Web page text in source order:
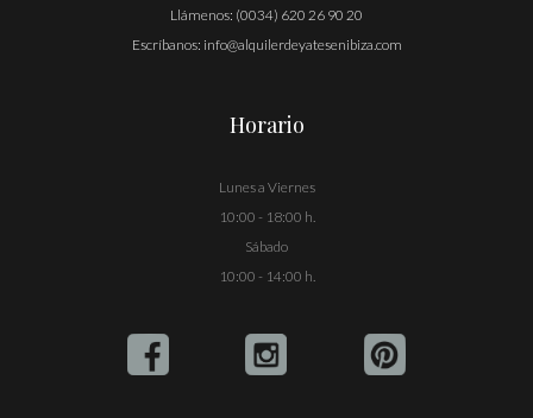
Llámenos: (0034) 620 26 90 20
Escríbanos: info@alquilerdeyatesenibiza.com
Horario
Lunes a Viernes
10:00 - 18:00 h.
Sábado
10:00 - 14:00 h.